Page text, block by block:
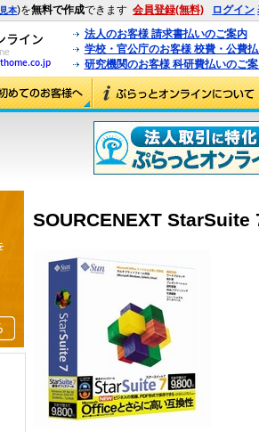
見本)を無料で作成できます 会員登録(無料) ログイン
法人のお客様 請求書払いのご案内
学校・官公庁のお客様 校費・公費
研究機関のお客様 科研費払いのご
SOURCENEXT StarSuite